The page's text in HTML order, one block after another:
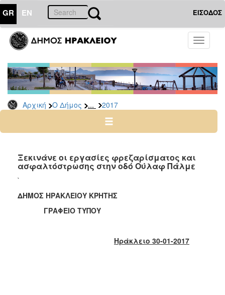
GR EN ΕΙΣΟΔΟΣ
Toggle
Αρχική Ο Δήμος ... 2017
ΔΗΜΟΣ
Δελτία
Τύπου
Αρχείο
2026
2024
2022
2020
2019
Ξεκινάνε οι εργασίες φρεζαρίσματος και
ασφαλτόστρωσης στην οδό Ούλαφ Πάλμε
`
ΔΗΜΟΣ ΗΡΑΚΛΕΙΟΥ ΚΡΗΤΗΣ
ΓΡΑΦΕΙΟ ΤΥΠΟΥ
Ηράκλειο 30-01-2017